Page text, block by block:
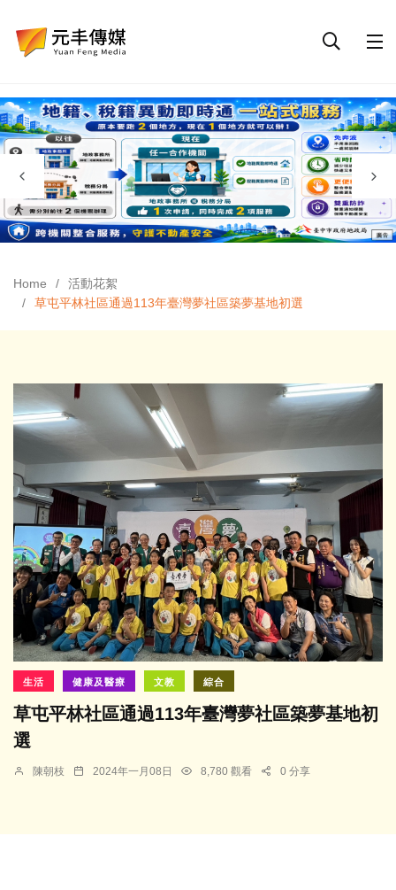
Home
活動花絮
草屯平林社區通過113年臺灣夢社區築夢基地初選
生活 健康及醫療 文教 綜合
草屯平林社區通過113年臺灣夢社區築夢基地初
選
陳朝枝 2024年一月08日 8,780 觀看 0 分享